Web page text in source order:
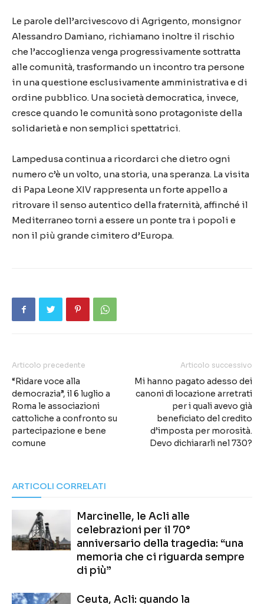
Le parole dell’arcivescovo di Agrigento, monsignor
Alessandro Damiano, richiamano inoltre il rischio
che l’accoglienza venga progressivamente sottratta
alle comunità, trasformando un incontro tra persone
in una questione esclusivamente amministrativa e di
ordine pubblico. Una società democratica, invece,
cresce quando le comunità sono protagoniste della
solidarietà e non semplici spettatrici.
Lampedusa continua a ricordarci che dietro ogni
numero c’è un volto, una storia, una speranza. La visita
di Papa Leone XIV rappresenta un forte appello a
ritrovare il senso autentico della fraternità, affinché il
Mediterraneo torni a essere un ponte tra i popoli e
non il più grande cimitero d’Europa.
Articolo precedente
“Ridare voce alla
democrazia”, il 6 luglio a
Roma le associazioni
cattoliche a confronto su
partecipazione e bene
comune
Articolo successivo
Mi hanno pagato adesso dei
canoni di locazione arretrati
per i quali avevo già
beneficiato del credito
d’imposta per morosità.
Devo dichiararli nel 730?
ARTICOLI CORRELATI
Marcinelle, le Acli alle
celebrazioni per il 70°
anniversario della tragedia: “una
memoria che ci riguarda sempre
di più”
Ceuta, Acli: quando la